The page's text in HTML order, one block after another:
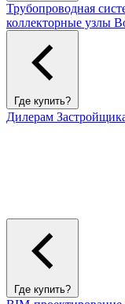
Трубопроводная
коллекторные узлы
Где купить?
Дилерам
Где купить?